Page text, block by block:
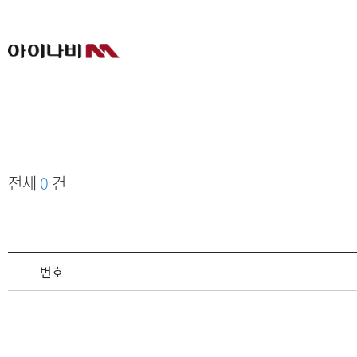
전체 0 건
번호